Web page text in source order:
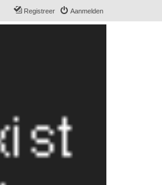
Aanmelden
Registreer